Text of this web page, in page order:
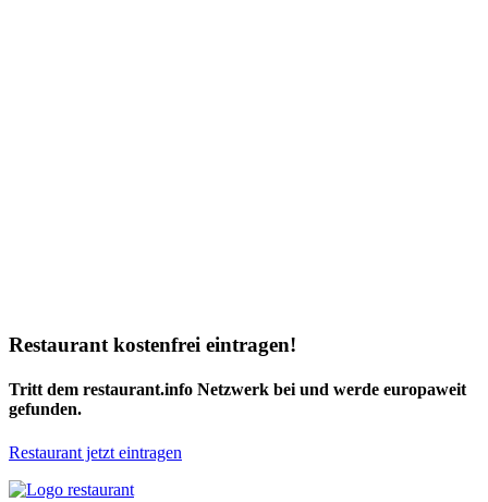
Restaurant kostenfrei eintragen!
Tritt dem restaurant.info Netzwerk bei und werde europaweit
gefunden.
Restaurant jetzt eintragen